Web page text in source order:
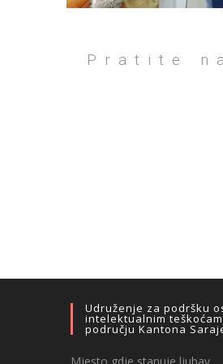
Pratite
Udruženje za podršku
intelektualnim
području Kantona
Mjesto gdje stanuje ljubav…